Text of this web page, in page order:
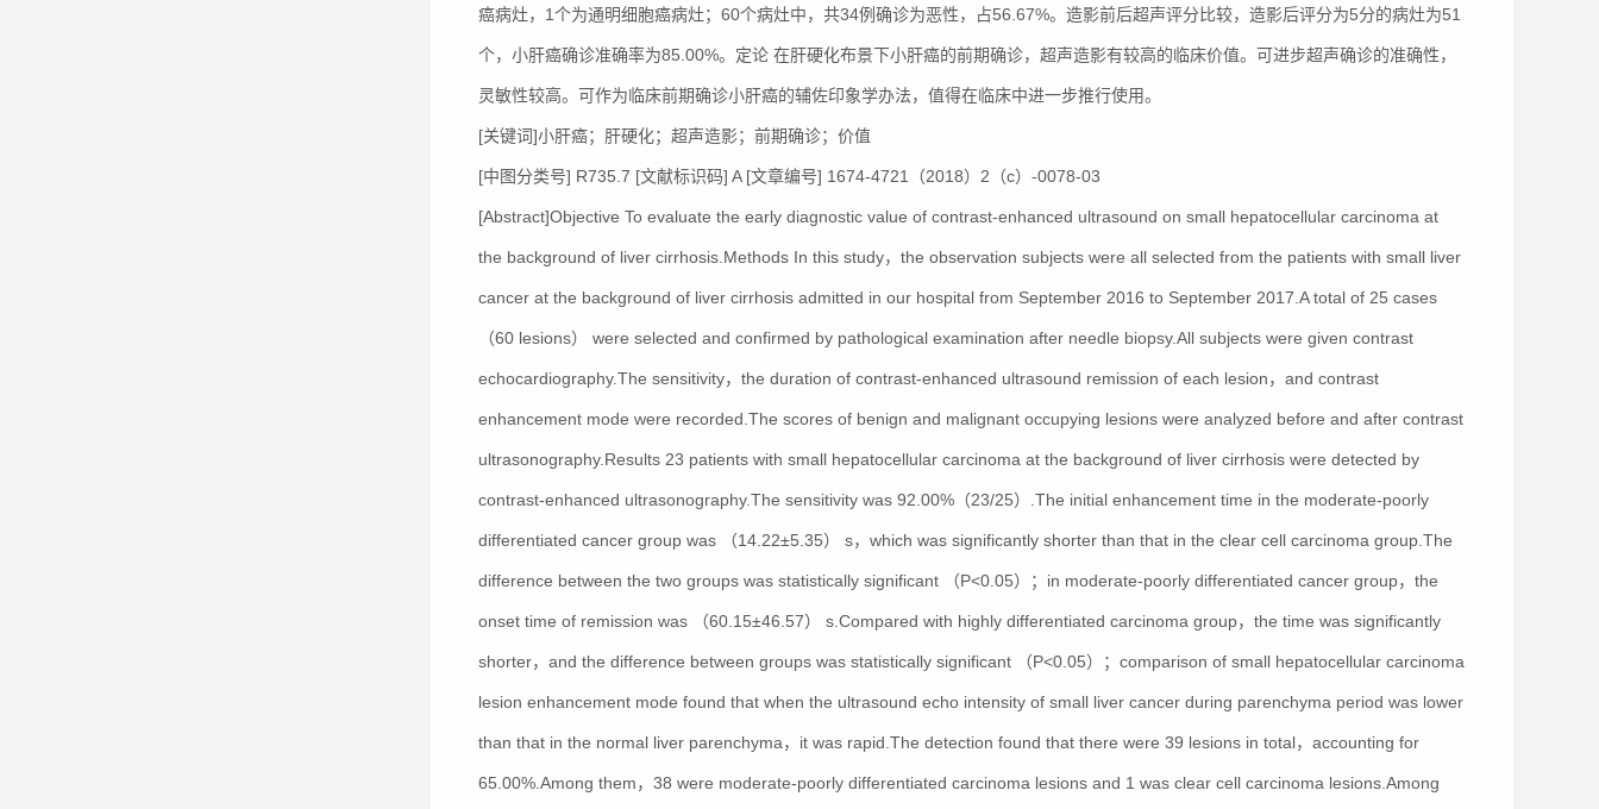
癌病灶，1个为通明细胞癌病灶；60个病灶中，共34例确诊为恶性，占56.67%。造影前后超声评分比较，造影后评分为5分的病灶为51
个，小肝癌确诊准确率为85.00%。定论 在肝硬化布景下小肝癌的前期确诊，超声造影有较高的临床价值。可进步超声确诊的准确性，
灵敏性较高。可作为临床前期确诊小肝癌的辅佐印象学办法，值得在临床中进一步推行使用。
[关键词]小肝癌；肝硬化；超声造影；前期确诊；价值
[中图分类号] R735.7 [文献标识码] A [文章编号] 1674-4721（2018）2（c）-0078-03
[Abstract]Objective To evaluate the early diagnostic value of contrast-enhanced ultrasound on small hepatocellular carcinoma at
the background of liver cirrhosis.Methods In this study，the observation subjects were all selected from the patients with small liver
cancer at the background of liver cirrhosis admitted in our hospital from September 2016 to September 2017.A total of 25 cases
（60 lesions） were selected and confirmed by pathological examination after needle biopsy.All subjects were given contrast
echocardiography.The sensitivity，the duration of contrast-enhanced ultrasound remission of each lesion，and contrast
enhancement mode were recorded.The scores of benign and malignant occupying lesions were analyzed before and after contrast
ultrasonography.Results 23 patients with small hepatocellular carcinoma at the background of liver cirrhosis were detected by
contrast-enhanced ultrasonography.The sensitivity was 92.00%（23/25）.The initial enhancement time in the moderate-poorly
differentiated cancer group was （14.22±5.35） s，which was significantly shorter than that in the clear cell carcinoma group.The
difference between the two groups was statistically significant （P<0.05）；in moderate-poorly differentiated cancer group，the
onset time of remission was （60.15±46.57） s.Compared with highly differentiated carcinoma group，the time was significantly
shorter，and the difference between groups was statistically significant （P<0.05）；comparison of small hepatocellular carcinoma
lesion enhancement mode found that when the ultrasound echo intensity of small liver cancer during parenchyma period was lower
than that in the normal liver parenchyma，it was rapid.The detection found that there were 39 lesions in total，accounting for
65.00%.Among them，38 were moderate-poorly differentiated carcinoma lesions and 1 was clear cell carcinoma lesions.Among